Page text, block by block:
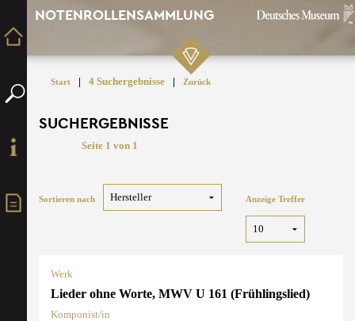
NOTENROLLENSAMMLUNG
Start | 4 Suchergebnisse | Zurück
SUCHERGEBNISSE
Seite 1 von 1
Sortieren nach Anzeige Treffer
Werk
Lieder ohne Worte, MWV U 161 (Frühlingslied)
Komponist/in